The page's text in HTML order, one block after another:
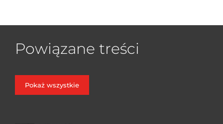
Powiązane treści
Pokaż wszystkie